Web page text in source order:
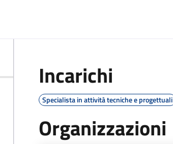
Incarichi
Specialista in attività tecniche e progettuali
Organizzazioni